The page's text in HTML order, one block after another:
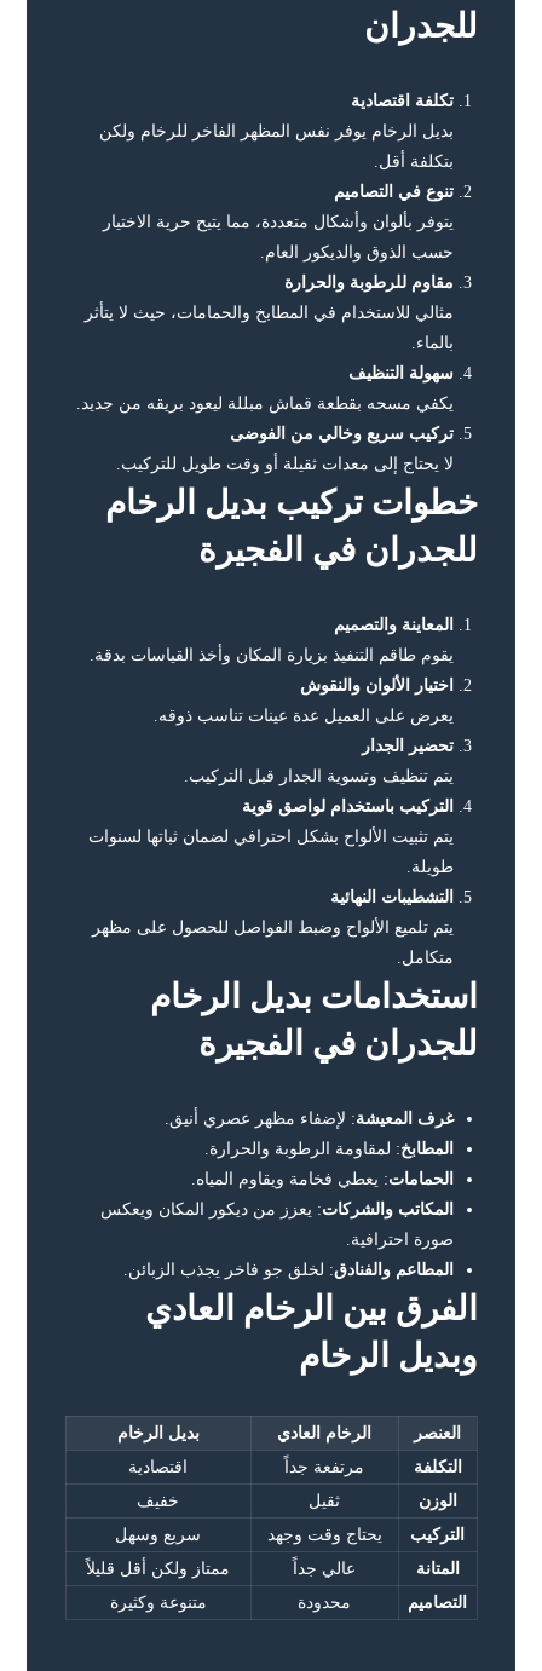
للجدران
تكلفة اقتصادية
بديل الرخام يوفر نفس المظهر الفاخر للرخام ولكن
بتكلفة أقل.
تنوع في التصاميم
يتوفر بألوان وأشكال متعددة، مما يتيح حرية الاختيار
حسب الذوق والديكور العام.
مقاوم للرطوبة والحرارة
مثالي للاستخدام في المطابخ والحمامات، حيث لا يتأثر
بالماء.
سهولة التنظيف
يكفي مسحه بقطعة قماش مبللة ليعود بريقه من جديد.
تركيب سريع وخالي من الفوضى
لا يحتاج إلى معدات ثقيلة أو وقت طويل للتركيب.
خطوات تركيب بديل الرخام
للجدران في الفجيرة
المعاينة والتصميم
يقوم طاقم التنفيذ بزيارة المكان وأخذ القياسات بدقة.
اختيار الألوان والنقوش
يعرض على العميل عدة عينات تناسب ذوقه.
تحضير الجدار
يتم تنظيف وتسوية الجدار قبل التركيب.
التركيب باستخدام لواصق قوية
يتم تثبيت الألواح بشكل احترافي لضمان ثباتها لسنوات
طويلة.
التشطيبات النهائية
يتم تلميع الألواح وضبط الفواصل للحصول على مظهر
متكامل.
استخدامات بديل الرخام
للجدران في الفجيرة
غرف المعيشة: لإضفاء مظهر عصري أنيق.
المطابخ: لمقاومة الرطوبة والحرارة.
الحمامات: يعطي فخامة ويقاوم المياه.
المكاتب والشركات: يعزز من ديكور المكان ويعكس
صورة احترافية.
المطاعم والفنادق: لخلق جو فاخر يجذب الزبائن.
الفرق بين الرخام العادي
وبديل الرخام
العنصر الرخام العادي
بديل الرخام
التكلفة
مرتفعة جداً
اقتصادية
الوزن
ثقيل
خفيف
التركيب
يحتاج وقت وجهد
سريع وسهل
المتانة
عالي جداً
ممتاز ولكن أقل قليلاً
التصاميم
محدودة متنوعة وكثيرة